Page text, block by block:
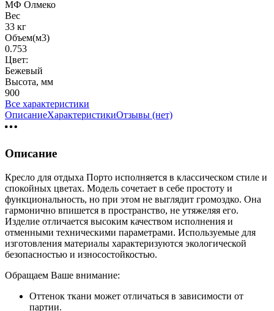
МФ Олмеко
Вес
33 кг
Объем(м3)
0.753
Цвет:
Бежевый
Высота, мм
900
Все характеристики
ОписаниеХарактеристикиОтзывы (нет)
Описание
Кресло для отдыха Порто исполняется в классическом стиле и
спокойных цветах. Модель сочетает в себе простоту и
функциональность, но при этом не выглядит громоздко. Она
гармонично впишется в пространство, не утяжеляя его.
Изделие отличается высоким качеством исполнения и
отменными техническими параметрами. Используемые для
изготовления материалы характеризуются экологической
безопасностью и износостойкостью.
Обращаем Ваше внимание:
Оттенок ткани может отличаться в зависимости от
партии.